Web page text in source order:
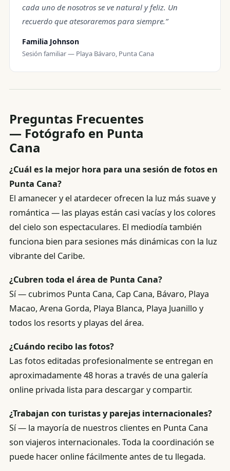
cada uno de nosotros se ve natural y feliz. Un
recuerdo que atesoraremos para siempre.”
Familia Johnson
Sesión familiar — Playa Bávaro, Punta Cana
Preguntas Frecuentes
— Fotógrafo en Punta
Cana
¿Cuál es la mejor hora para una sesión de fotos en
Punta Cana?
El amanecer y el atardecer ofrecen la luz más suave y
romántica — las playas están casi vacías y los colores
del cielo son espectaculares. El mediodía también
funciona bien para sesiones más dinámicas con la luz
vibrante del Caribe.
¿Cubren toda el área de Punta Cana?
Sí — cubrimos Punta Cana, Cap Cana, Bávaro, Playa
Macao, Arena Gorda, Playa Blanca, Playa Juanillo y
todos los resorts y playas del área.
¿Cuándo recibo las fotos?
Las fotos editadas profesionalmente se entregan en
aproximadamente 48 horas a través de una galería
online privada lista para descargar y compartir.
¿Trabajan con turistas y parejas internacionales?
Sí — la mayoría de nuestros clientes en Punta Cana
son viajeros internacionales. Toda la coordinación se
puede hacer online fácilmente antes de tu llegada.